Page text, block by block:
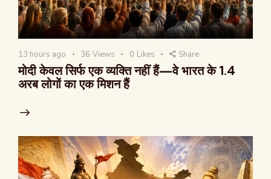
13 hours ago 36 Views 0 Likes Share
मोदी केवल सिर्फ एक व्यक्ति नहीं हैं—वे भारत के 1.4
अरब लोगों का एक मिशन हैं